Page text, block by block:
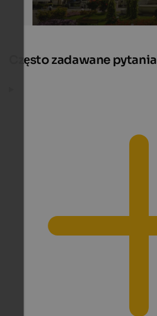
Często zadawane pytania